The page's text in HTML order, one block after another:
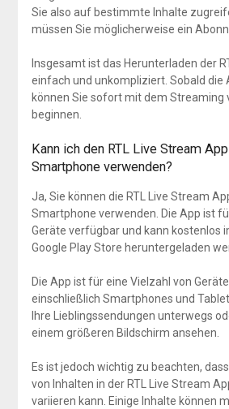
Sie also auf bestimmte Inhalte
müssen Sie möglicherweise ein
Insgesamt ist das Herunterladen der
einfach und unkompliziert. Sobald die
können Sie sofort mit dem Streaming
beginnen.
Kann ich den RTL Live Stream
Smartphone verwenden?
Ja, Sie können die RTL Live Stream
Smartphone verwenden. Die App ist
Geräte verfügbar und kann kostenlos
Google Play Store heruntergeladen
Die App ist für eine Vielzahl von
einschließlich Smartphones und
Ihre Lieblingssendungen unterwegs
einem größeren Bildschirm ansehen.
Es ist jedoch wichtig zu beachten,
von Inhalten in der RTL Live Stream
variieren kann. Einige Inhalte können